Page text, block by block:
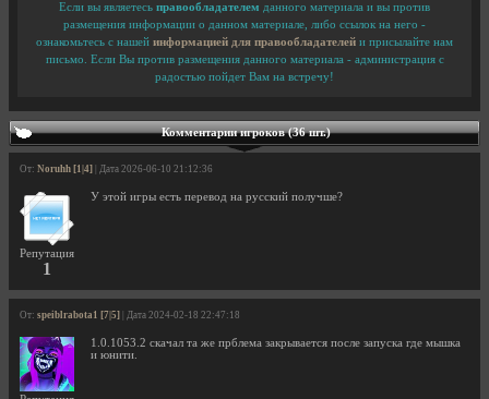
Если вы являетесь правообладателем данного материала и вы против
размещения информации о данном материале, либо ссылок на него -
ознакомьтесь с нашей информацией для правообладателей и присылайте нам
письмо. Если Вы против размещения данного материала - администрация с
радостью пойдет Вам на встречу!
Комментарии игроков (36 шт.)
От: Noruhh [1|4] | Дата 2026-06-10 21:12:36
Репутация
1
У этой игры есть перевод на русский получше?
От: speiblrabota1 [7|5] | Дата 2024-02-18 22:47:18
1.0.1053.2 скачал та же прблема закрывается после запуска где мышка
и юнити.